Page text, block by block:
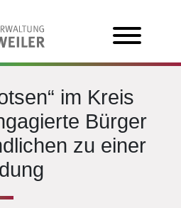
im Kreis
Bürger
zu einer